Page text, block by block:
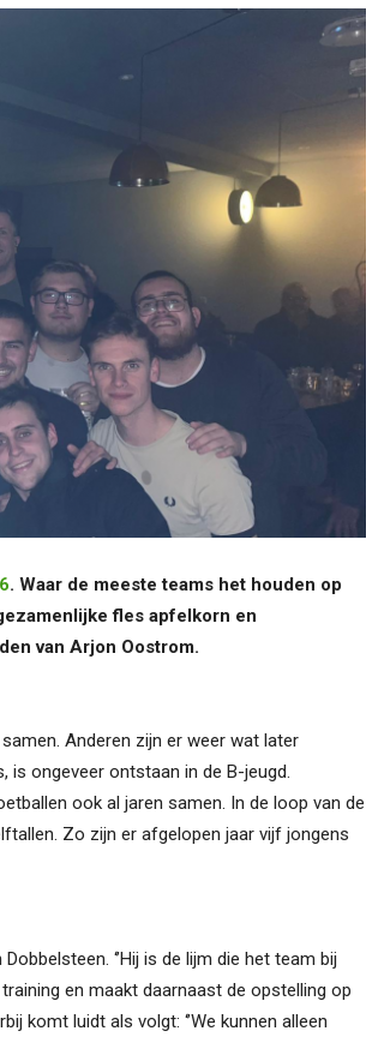
. Waar de meeste teams het houden op
fles apfelkorn en
van Arjon Oostrom.
Anderen zijn er weer wat later
is ongeveer ontstaan in de B-jeugd.
ook al jaren samen. In de loop van de
Zo zijn er afgelopen jaar vijf jongens
‘’Hij is de lijm die het team bij
en maakt daarnaast de opstelling op
komt luidt als volgt: ‘’We kunnen alleen